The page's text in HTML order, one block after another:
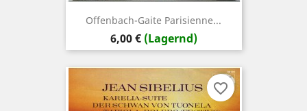
Offenbach-Gaite Parisienne...
Preis
6,00 € (Lagernd)
favorite_border